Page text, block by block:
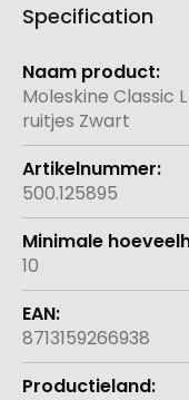
Specification
Meer
informatie
Moleskine Classic
ruitjes Zwart
500.125895
10
8713159266938